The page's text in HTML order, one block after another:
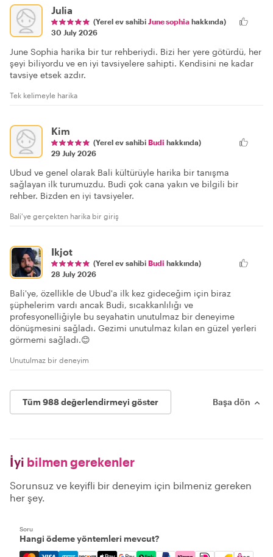
Julia
(Yerel ev sahibi June sophia hakkında)
30 July 2026
June Sophia harika bir tur rehberiydi. Bizi her yere götürdü, her
şeyi biliyordu ve en iyi tavsiyelere sahipti. Kendisini ne kadar
tavsiye etsek azdır.
Tek kelimeyle harika
Kim
(Yerel ev sahibi Budi hakkında)
29 July 2026
Ubud ve genel olarak Bali kültürüyle harika bir tanışma
sağlayan ilk turumuzdu. Budi çok cana yakın ve bilgili bir
rehber. Bizden en iyi tavsiyeler.
Bali'ye gerçekten harika bir giriş
Ikjot
(Yerel ev sahibi Budi hakkında)
28 July 2026
Bali'ye, özellikle de Ubud'a ilk kez gideceğim için biraz
şüphelerim vardı ancak Budi, sıcakkanlılığı ve
profesyonelliğiyle bu seyahatin unutulmaz bir deneyime
dönüşmesini sağladı. Gezimi unutulmaz kılan en güzel yerleri
görmemi sağladı.😊
Unutulmaz bir deneyim
Tüm 988 değerlendirmeyi göster Başa dön
İyi bilmen gerekenler
Sorunsuz ve keyifli bir deneyim için bilmeniz gereken
her şey.
Soru
Hangi ödeme yöntemleri mevcut?